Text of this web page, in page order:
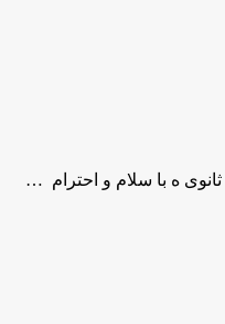
ه با سلام و احترام …